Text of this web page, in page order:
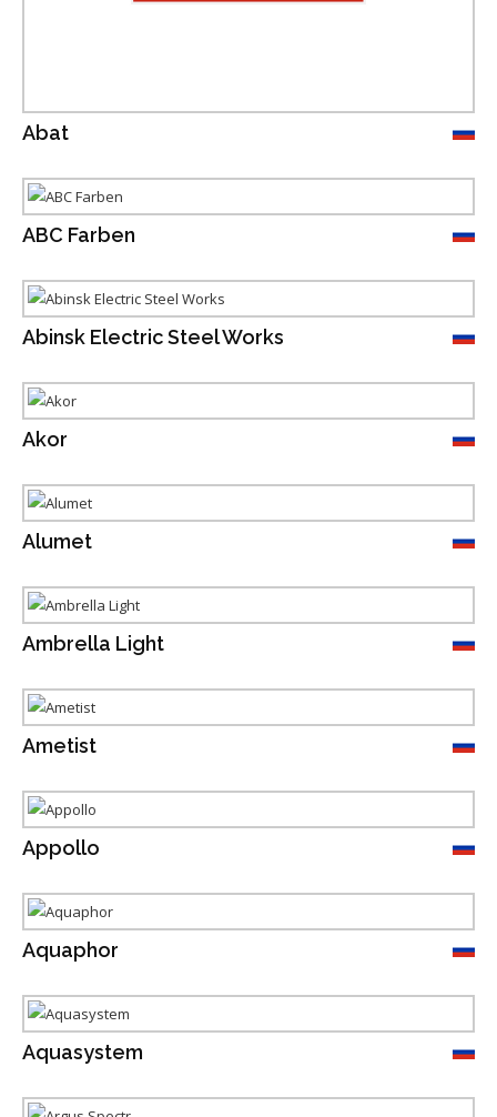
Abat
ABC Farben
Abinsk Electric Steel Works
Akor
Alumet
Ambrella Light
Ametist
Appollo
Aquaphor
Aquasystem